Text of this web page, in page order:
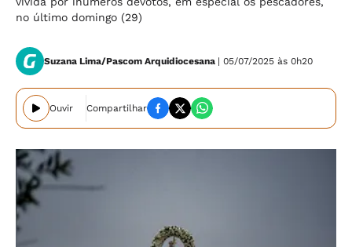
no último domingo (29)
Suzana Lima/Pascom Arquidiocesana | 05/07/2025 às 0h20
Ouvir Compartilhar